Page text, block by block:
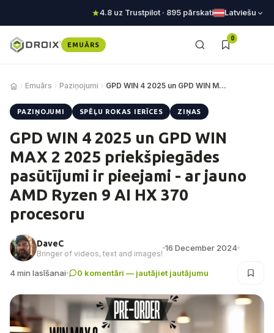
4.8 uz Trustpilot · 895 pārskati Latviešu
EMUĀRS
0
Emuārs Paziņojumi GPD WIN 4 2025 un GPD WIN MAX 2 2025 priekšpie…
PAZIŅOJUMI SPĒĻU ROKAS IERĪCES ZIŅAS
GPD WIN 4 2025 un GPD WIN
MAX 2 2025 priekšpiegādes
pasūtījumi ir pieejami - ar jauno
AMD Ryzen 9 AI HX 370
procesoru
DaveC
Bringer of videos, text and images!
16 December 2024
4 min lasīšanai 0 komentāri — jautājiet jautājumu